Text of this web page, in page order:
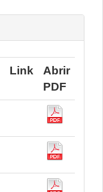
Link
Abrir
PDF